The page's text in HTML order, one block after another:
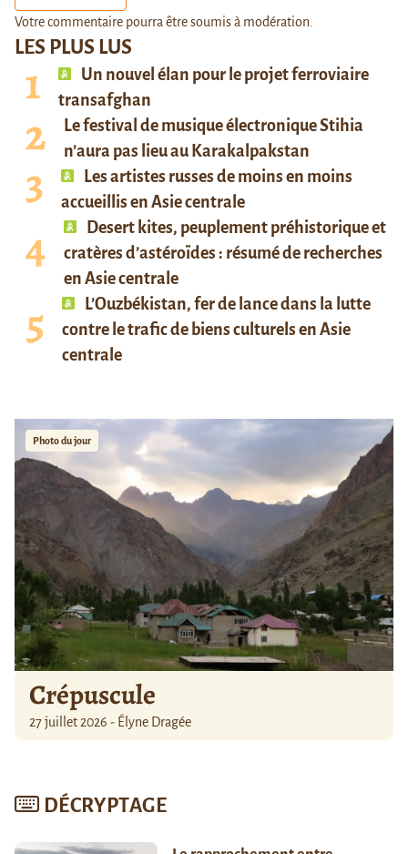
LES PLUS LUS
Un nouvel élan pour le projet ferroviaire
transafghan
Le festival de musique électronique Stihia
n’aura pas lieu au Karakalpakstan
Les artistes russes de moins en moins
accueillis en Asie centrale
Desert kites, peuplement préhistorique et
cratères d’astéroïdes : résumé de recherches
en Asie centrale
L’Ouzbékistan, fer de lance dans la lutte
contre le trafic de biens culturels en Asie
centrale
Photo du jour
Crépuscule
27 juillet 2026 - Élyne Dragée
DÉCRYPTAGE
Votre commentaire pourra être soumis à modération.